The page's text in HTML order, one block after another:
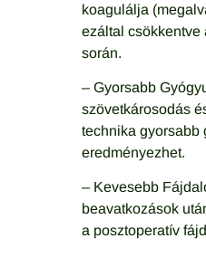
koagulálja
ezáltal csökkentve
során.
– Gyorsabb
szövetkárosodás
technika gyorsabb
eredményezhet.
– Kevesebb
beavatkozások
a posztoperatív